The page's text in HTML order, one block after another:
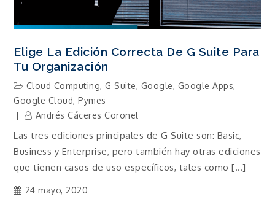
Elige La Edición Correcta De G Suite Para
Tu Organización
Cloud Computing,G Suite, Google, Google Apps,
Google Cloud, Pymes
Andrés Cáceres Coronel
Las tres ediciones principales de G Suite son: Basic,
Business y Enterprise, pero también hay otras ediciones
que tienen casos de uso específicos, tales como […]
24 mayo, 2020